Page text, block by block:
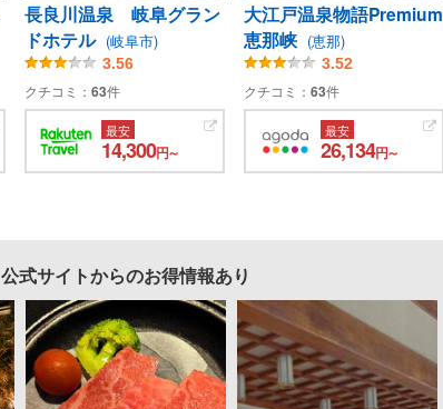
長良川温泉 岐阜グラン
ドホテル (岐阜市)
3.56
クチコミ： 63件
最安
14,300円～
大江戸温泉物語Premium
恵那峡 (恵那)
3.52
クチコミ： 63件
最安
26,134円～
公式サイトからのお得情報あり